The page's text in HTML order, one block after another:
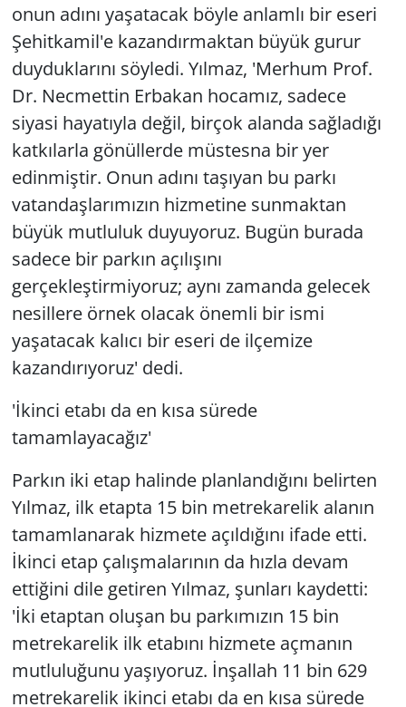
onun adını yaşatacak böyle anlamlı bir eseri
Şehitkamil'e kazandırmaktan büyük gurur
duyduklarını söyledi. Yılmaz, 'Merhum Prof.
Dr. Necmettin Erbakan hocamız, sadece
siyasi hayatıyla değil, birçok alanda sağladığı
katkılarla gönüllerde müstesna bir yer
edinmiştir. Onun adını taşıyan bu parkı
vatandaşlarımızın hizmetine sunmaktan
büyük mutluluk duyuyoruz. Bugün burada
sadece bir parkın açılışını
gerçekleştirmiyoruz; aynı zamanda gelecek
nesillere örnek olacak önemli bir ismi
yaşatacak kalıcı bir eseri de ilçemize
kazandırıyoruz' dedi.
'İkinci etabı da en kısa sürede
tamamlayacağız'
Parkın iki etap halinde planlandığını belirten
Yılmaz, ilk etapta 15 bin metrekarelik alanın
tamamlanarak hizmete açıldığını ifade etti.
İkinci etap çalışmalarının da hızla devam
ettiğini dile getiren Yılmaz, şunları kaydetti:
'İki etaptan oluşan bu parkımızın 15 bin
metrekarelik ilk etabını hizmete açmanın
mutluluğunu yaşıyoruz. İnşallah 11 bin 629
metrekarelik ikinci etabı da en kısa sürede